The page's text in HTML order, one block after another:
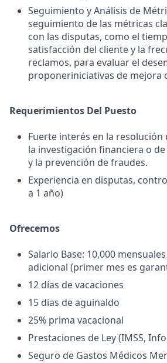
Seguimiento y Análisis de
seguimiento de las métricas
con las disputas, como el
satisfacción del cliente y la
reclamos, para evaluar el
proponeriniciativas de mejora
Requerimientos Del Puesto
Fuerte interés en la resolución
la investigación financiera o
y la prevención de fraudes.
Experiencia en disputas,
a 1 año)
Ofrecemos
Salario Base: 10,000
adicional (primer mes es
12 días de vacaciones
15 dias de aguinaldo
25% prima vacacional
Prestaciones de Ley (IMSS,
Seguro de Gastos Médicos